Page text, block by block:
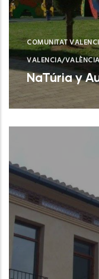
COMUNITAT
VALENCIA/
NaTúria y
Valencia